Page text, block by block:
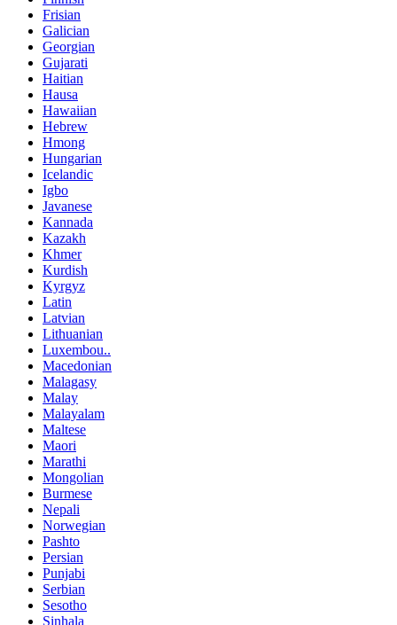
Frisian
Galician
Georgian
Gujarati
Haitian
Hausa
Hawaiian
Hebrew
Hmong
Hungarian
Icelandic
Igbo
Javanese
Kannada
Kazakh
Khmer
Kurdish
Kyrgyz
Latin
Latvian
Lithuanian
Luxembou..
Macedonian
Malagasy
Malay
Malayalam
Maltese
Maori
Marathi
Mongolian
Burmese
Nepali
Norwegian
Pashto
Persian
Punjabi
Serbian
Sesotho
Sinhala